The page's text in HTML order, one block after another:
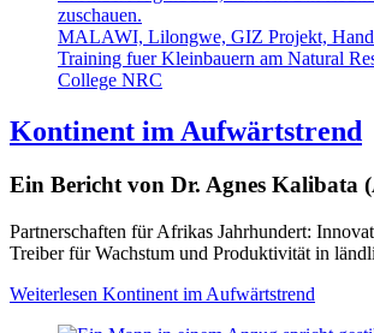
MALAWI, Lilongwe, GIZ Projekt,
Training fuer Kleinbauern am Natural
College NRC
Kontinent im Aufwärtstrend
Ein Bericht von Dr. Agnes Kalibata
Partnerschaften für Afrikas Jahrhundert:
Treiber für Wachstum und Produktivität in
Weiterlesen Kontinent im Aufwärtstrend